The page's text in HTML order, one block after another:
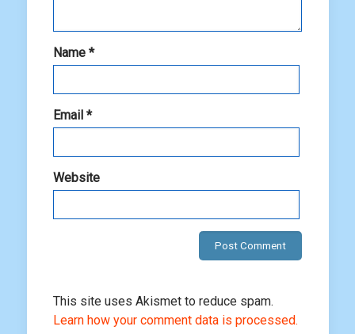
Name *
Email *
Website
This site uses Akismet to reduce spam.
Learn how your comment data is processed.